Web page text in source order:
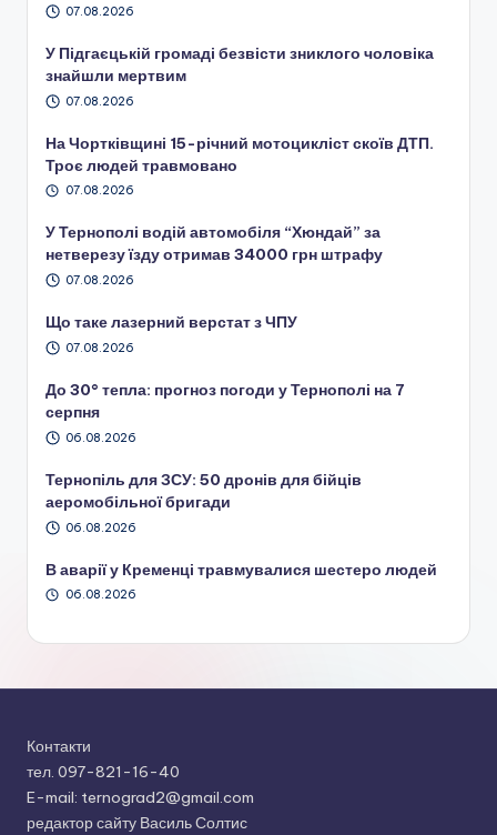
07.08.2026
У Підгаєцькій громаді безвісти зниклого чоловіка
знайшли мертвим
07.08.2026
На Чортківщині 15-річний мотоцикліст скоїв ДТП.
Троє людей травмовано
07.08.2026
У Тернополі водій автомобіля “Хюндай” за
нетверезу їзду отримав 34000 грн штрафу
07.08.2026
Що таке лазерний верстат з ЧПУ
07.08.2026
До 30° тепла: прогноз погоди у Тернополі на 7
серпня
06.08.2026
Тернопіль для ЗСУ: 50 дронів для бійців
аеромобільної бригади
06.08.2026
В аварії у Кременці травмувалися шестеро людей
06.08.2026
Контакти
тел. 097-821-16-40
E-mail: ternograd2@gmail.com
редактор сайту Василь Солтис